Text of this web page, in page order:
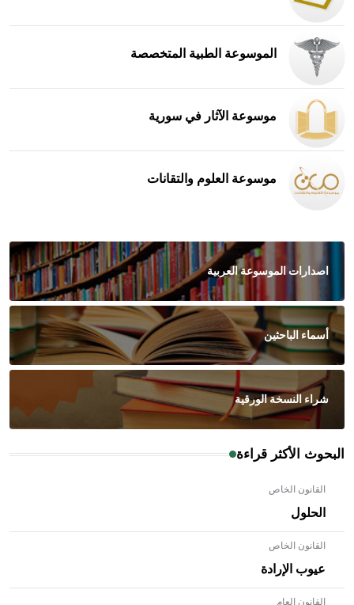
الموسوعة الطبية المتخصصة
موسوعة الآثار في سورية
موسوعة العلوم والتقانات
اصدارات الموسوعة العربية
أسماء الباحثين
شراء النسخة الورقية
البحوث الأكثر قراءة
القانون الخاص
الحلول
القانون الخاص
عيوب الإرادة
القانون العام